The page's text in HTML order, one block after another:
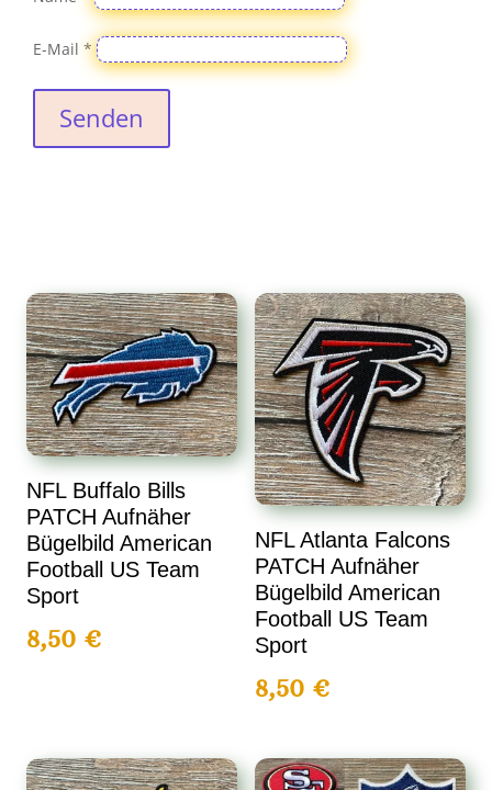
E-Mail*
Senden
NFL Buffalo Bills
PATCH Aufnäher
Bügelbild American
Football US Team
Sport
8,50€
NFL Atlanta Falcons
PATCH Aufnäher
Bügelbild American
Football US Team
Sport
8,50 €